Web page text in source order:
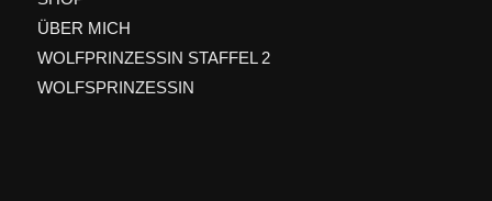
ÜBER MICH
WOLFPRINZESSIN STAFFEL 2
WOLFSPRINZESSIN